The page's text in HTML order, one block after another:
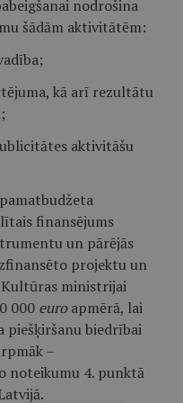
nodrošina
šādām aktivitātēm:
kā arī rezultātu
aktivitāšu
finansējums
un pārējās
projektu un
Kultūras ministrijai
000 euroapmērā, lai
piešķiršanu biedrībai
–
noteikumu 4. punktā